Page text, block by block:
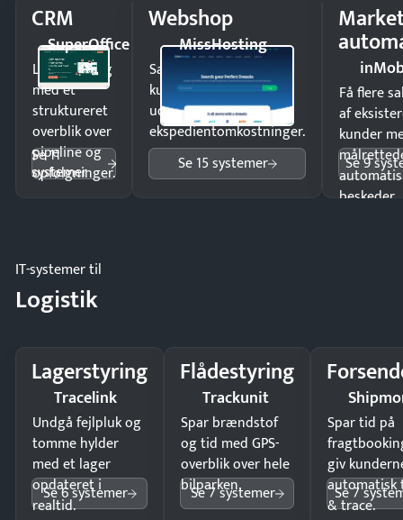
CRM
SuperOffice
Luk flere salg
med et
struktureret
overblik over
pipeline og
opfølgninger.
Se 11
systemer
Webshop
MissHosting
Sælg produkter 24/7 til
kunder i hele landet
uden
ekspedientomkostninger.
Se 15 systemer
Få flere
af
kunder
beskeder.
Se 9
IT-systemer til
Logistik
Lagerstyring
Tracelink
Undgå fejlpluk og
tomme hylder
med et lager
opdateret i
realtid.
Se 6 systemer
Flådestyring
Trackunit
Spar brændstof
og tid med GPS-
overblik over hele
bilparken.
Se 7 systemer
Spar tid på
giv
automatisk
& trace.
Se 7